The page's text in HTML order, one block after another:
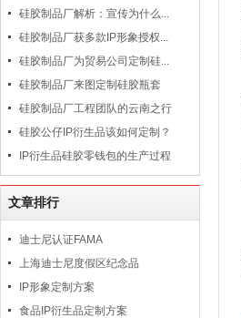
硅胶制品厂解析：宣传为什么...
硅胶制品厂获多款IP形象授权...
硅胶制品厂为贸易公司定制硅...
硅胶制品厂来图定制硅胶瓶套
硅胶制品厂工程团队的云南之行
硅胶公仔IP衍生品该如何定制？
IP衍生品硅胶零钱包的生产过程
文章排行
迪士尼认证FAMA
上海迪士尼度假区纪念品
IP形象定制方案
食品IP衍生品定制方案